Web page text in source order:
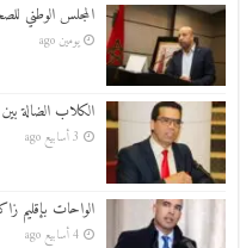
المجلس الوطني
يومين ago
الكلاب الضالة بين
3 أسابيع ago
الواحات بإقليم
4 أسابيع ago